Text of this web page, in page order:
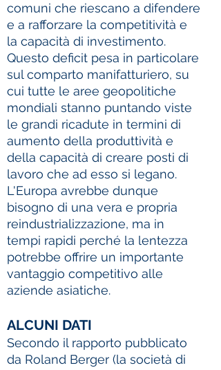
comuni che riescano a difendere
e a rafforzare la competitività e
la capacità di investimento.
Questo deficit pesa in particolare
sul comparto manifatturiero, su
cui tutte le aree geopolitiche
mondiali stanno puntando viste
le grandi ricadute in termini di
aumento della produttività e
della capacità di creare posti di
lavoro che ad esso si legano.
L'Europa avrebbe dunque
bisogno di una vera e propria
reindustrializzazione, ma in
tempi rapidi perché la lentezza
potrebbe offrire un importante
vantaggio competitivo alle
aziende asiatiche.
ALCUNI DATI
Secondo il rapporto pubblicato
da Roland Berger (la società di